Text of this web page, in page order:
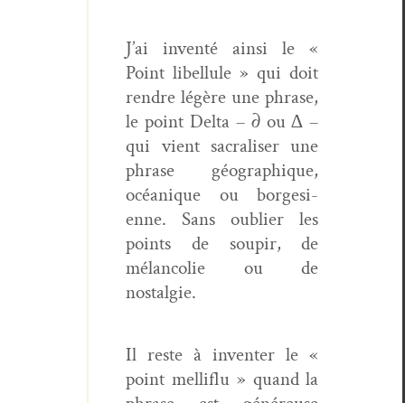
J’ai inven­té ain­si le «
Point libel­lule » qui doit
ren­dre légère une phrase,
le point Delta – ∂ ou ∆ –
qui vient sacralis­er une
phrase géo­graphique,
océanique ou bor­ge­si­
enne. Sans oubli­er les
points de soupir, de
mélan­col­ie ou de
nostalgie.
Il reste à inven­ter le «
point mel­liflu » quand la